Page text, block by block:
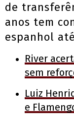
de
anos tem
espanhol
River
sem
Luiz
e